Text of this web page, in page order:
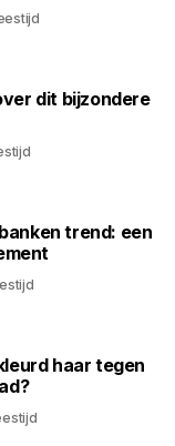
dit bijzondere
trend: een
haar tegen